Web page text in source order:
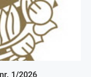
1/2026